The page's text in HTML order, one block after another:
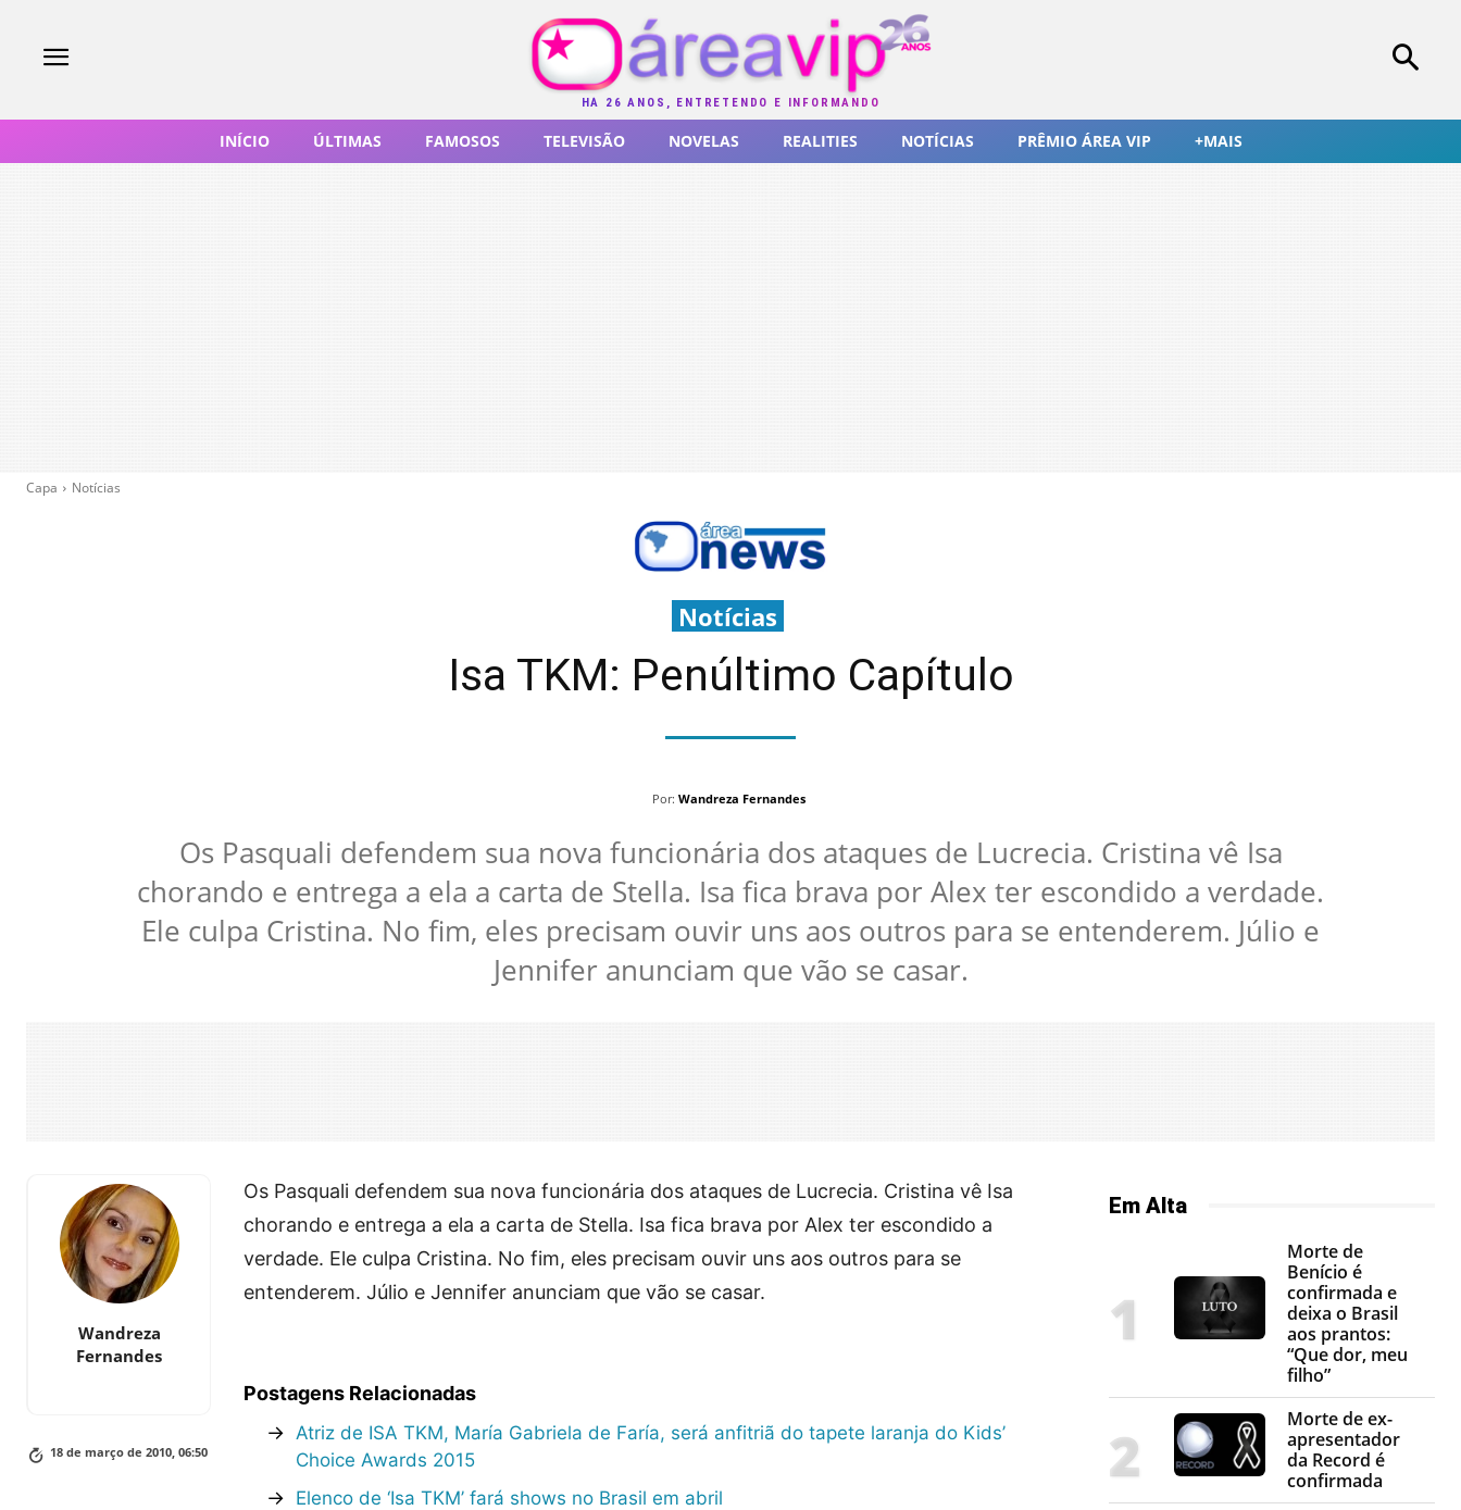
HÁ 26 ANOS, ENTRETENDO E INFORMANDO
INÍCIO ÚLTIMAS FAMOSOS TELEVISÃO NOVELAS REALITIES NOTÍCIAS PRÊMIO ÁREA VIP +MAIS
Capa Notícias
Notícias
Isa TKM: Penúltimo Capítulo
Por: Wandreza Fernandes
Os Pasquali defendem sua nova funcionária dos ataques de Lucrecia. Cristina vê Isa
chorando e entrega a ela a carta de Stella. Isa fica brava por Alex ter escondido a verdade.
Ele culpa Cristina. No fim, eles precisam ouvir uns aos outros para se entenderem. Júlio e
Jennifer anunciam que vão se casar.
Wandreza
Fernandes
18 de março de 2010, 06:50
Os Pasquali defendem sua nova funcionária dos ataques de Lucrecia. Cristina vê Isa
chorando e entrega a ela a carta de Stella. Isa fica brava por Alex ter escondido a
verdade. Ele culpa Cristina. No fim, eles precisam ouvir uns aos outros para se
entenderem. Júlio e Jennifer anunciam que vão se casar.
Postagens Relacionadas
→ Atriz de ISA TKM, María Gabriela de Faría, será anfitriã do tapete laranja do Kids’
Choice Awards 2015
→ Elenco de ‘Isa TKM’ fará shows no Brasil em abril
Em Alta
Morte de
Benício é
confirmada e
deixa o Brasil
aos prantos:
“Que dor, meu
filho”
Morte de ex-
apresentador
da Record é
confirmada